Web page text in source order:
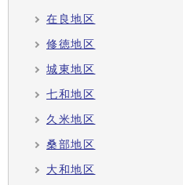
在良地区
修徳地区
城東地区
七和地区
久米地区
桑部地区
大和地区